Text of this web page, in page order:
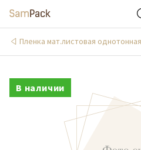
Пленка мат.листовая однотонная
В наличии